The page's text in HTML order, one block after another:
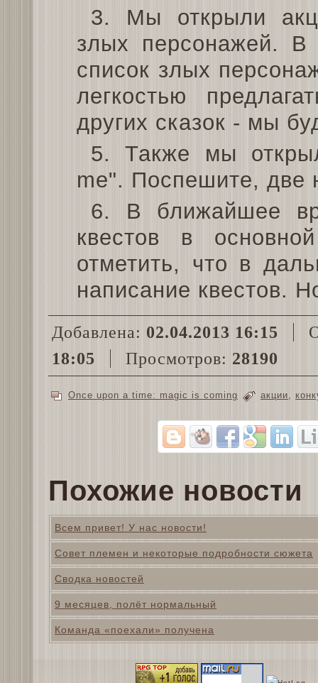
3. Мы открыли
злых персонажей.
список злых
легкостью
других сказок - мы
5. Также мы
me". Поспешите, две
6. В ближайшее
квестов в
отметить, что в
написание квестов.
Добавлена: 02.04.2013 16:15
18:05
Просмотров: 28190
Once upon a time: magic is coming акции,
Похожие новости
Всем привет! У нас новости!
Совет племен и некоторые подробности сюжета
Сводка новостей
9 месяцев, полёт нормальный
Команда «поехали» получена